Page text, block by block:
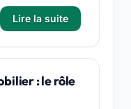
Lire la suite
: le rôle